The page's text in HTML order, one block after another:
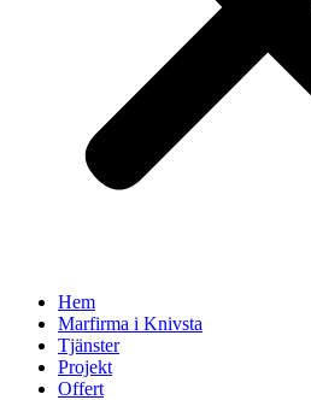
Hem
Marfirma i Knivsta
Tjänster
Projekt
Offert